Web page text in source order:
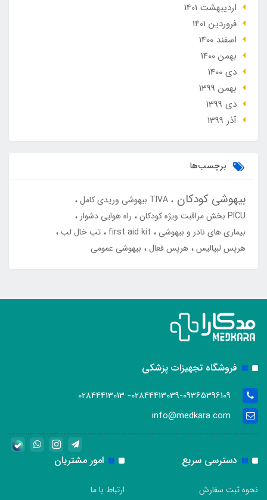
ارديبهشت 1401
فروردین 1401
اسفند 1400
بهمن 1400
دی 1400
بهمن 1399
دی 1399
آذر 1399
برچسب‌ها
بیهوشی کودکان
TIVA بیهوشی وریدی کامل
PICU بخش مراقبت ویژه کودکان
راه هوایی دشوار
بیماری های نادر و بیهوشی
first aid kit
تب خال لب
هرپس لبیالیس هرپس فعال بیهوشی عمومی
فروشگاه تجهیزات پزشکی
02844413039-09365396109- 02844413013
info@medkara.com
دسترسی سریع
نحوه ثبت سفارش
امور مشتریان
ارتباط با ما